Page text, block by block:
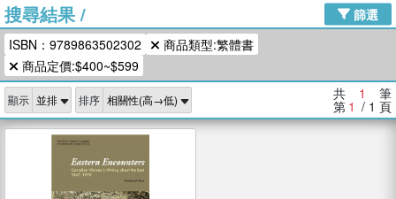
高希均教授回憶錄
、 The Odyssey 、 父親節 、 如果歷
史是一群喵 、
登輝時代 、 數學女孩：黎曼猜想 、
偉大的迷走神經
搜尋結果/
篩選
ISBN：9789863502302
商品類型:繁體書
商品定價:$400~$599
顯示 排序 共 1 筆
第 1 / 1 頁